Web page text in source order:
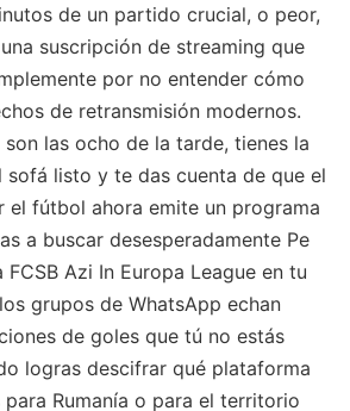
de un partido crucial, o peor,
suscripción de streaming que
por no entender cómo
de retransmisión modernos.
son las ocho de la tarde, tienes la
sofá listo y te das cuenta de que el
el fútbol ahora emite un programa
a buscar desesperadamente Pe
Azi In Europa League en tu
grupos de WhatsApp echan
de goles que tú no estás
logras descifrar qué plataforma
Rumanía o para el territorio